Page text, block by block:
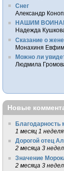
Снег
Александр
НАШИМ
Надежда
Сказание о
Монахиня
Можно ли
Людмила
Новые
Благодарность
1 месяц 1 неделя
Дорогой отец
2 месяца 3
Значение
2 месяца 3